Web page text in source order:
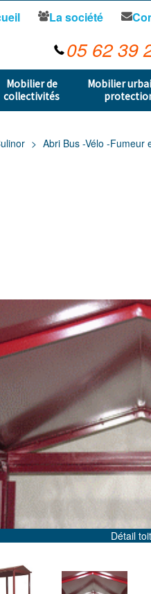
Mobilier de
collectivités
Mobilier
La société
05 62 39
Abri Bus -Vélo -Fumeur